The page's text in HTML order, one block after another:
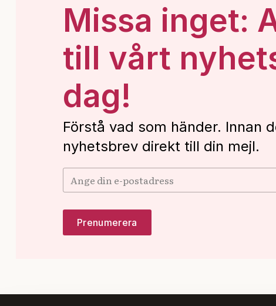
Missa inget:
till vårt
dag!
Förstå vad som händer. Innan
nyhetsbrev direkt till din mejl.